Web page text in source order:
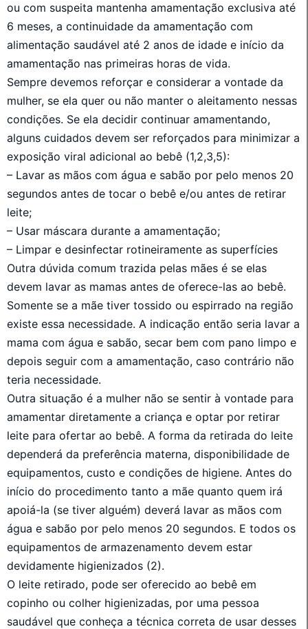
ou com suspeita mantenha amamentação exclusiva até
6 meses, a continuidade da amamentação com
alimentação saudável até 2 anos de idade e início da
amamentação nas primeiras horas de vida.
Sempre devemos reforçar e considerar a vontade da
mulher, se ela quer ou não manter o aleitamento nessas
condições. Se ela decidir continuar amamentando,
alguns cuidados devem ser reforçados para minimizar a
exposição viral adicional ao bebê (1,2,3,5):
– Lavar as mãos com água e sabão por pelo menos 20
segundos antes de tocar o bebê e/ou antes de retirar
leite;
– Usar máscara durante a amamentação;
– Limpar e desinfectar rotineiramente as superfícies
Outra dúvida comum trazida pelas mães é se elas
devem lavar as mamas antes de oferece-las ao bebê.
Somente se a mãe tiver tossido ou espirrado na região
existe essa necessidade. A indicação então seria lavar a
mama com água e sabão, secar bem com pano limpo e
depois seguir com a amamentação, caso contrário não
teria necessidade.
Outra situação é a mulher não se sentir à vontade para
amamentar diretamente a criança e optar por retirar
leite para ofertar ao bebê. A forma da retirada do leite
dependerá da preferência materna, disponibilidade de
equipamentos, custo e condições de higiene. Antes do
início do procedimento tanto a mãe quanto quem irá
apoiá-la (se tiver alguém) deverá lavar as mãos com
água e sabão por pelo menos 20 segundos. E todos os
equipamentos de armazenamento devem estar
devidamente higienizados (2).
O leite retirado, pode ser oferecido ao bebê em
copinho ou colher higienizadas, por uma pessoa
saudável que conheça a técnica correta de usar desses